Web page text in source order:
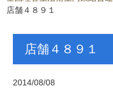
店舗４８９１
店舗４８９１
2014/08/08